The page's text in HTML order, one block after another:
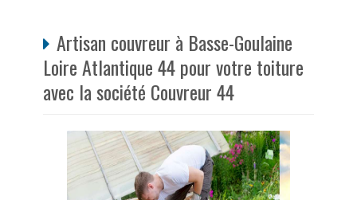
Artisan couvreur à Basse-Goulaine
Loire Atlantique 44 pour votre toiture
avec la société Couvreur 44